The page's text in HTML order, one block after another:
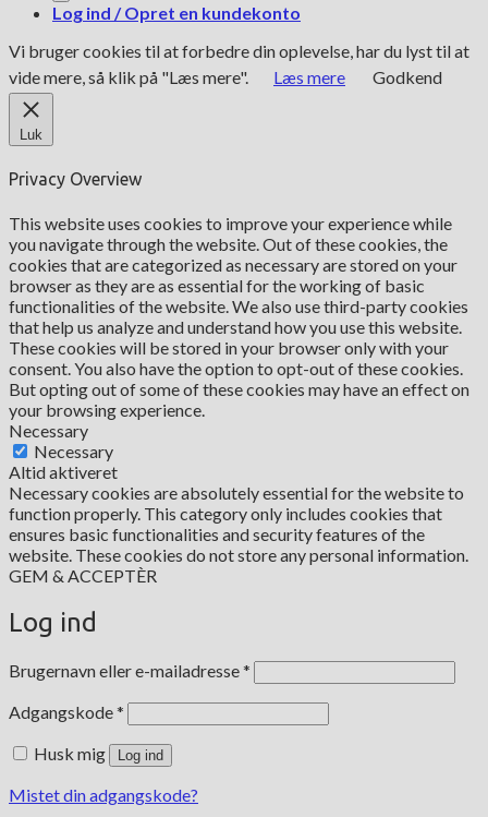
Log ind / Opret en kundekonto
Vi bruger cookies til at forbedre din oplevelse, har du lyst til at
vide mere, så klik på "Læs mere".
Læs mere Godkend
Luk
Privacy Overview
This website uses cookies to improve your experience while
you navigate through the website. Out of these cookies, the
cookies that are categorized as necessary are stored on your
browser as they are as essential for the working of basic
functionalities of the website. We also use third-party cookies
that help us analyze and understand how you use this website.
These cookies will be stored in your browser only with your
consent. You also have the option to opt-out of these cookies.
But opting out of some of these cookies may have an effect on
your browsing experience.
Necessary
Necessary
Altid aktiveret
Necessary cookies are absolutely essential for the website to
function properly. This category only includes cookies that
ensures basic functionalities and security features of the
website. These cookies do not store any personal information.
GEM & ACCEPTÈR
Log ind
Brugernavn eller e-mailadresse* Påkrævet
Adgangskode* Påkrævet
Husk mig Log ind
Mistet din adgangskode?